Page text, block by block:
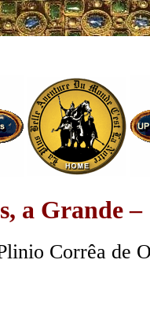
a Grande –
Corrêa de